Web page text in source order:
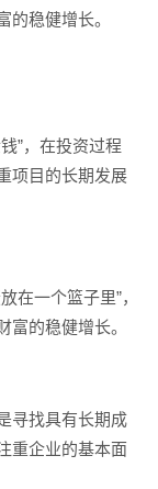
的稳健增长。
”，在投资过程
项目的长期发展
在一个篮子里”，
的稳健增长。
寻找具有长期成
重企业的基本面